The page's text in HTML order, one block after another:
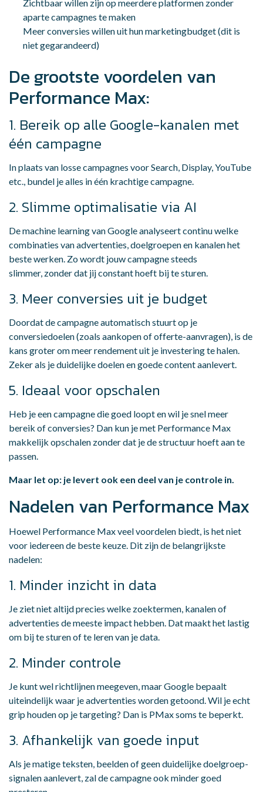
Zichtbaar willen zijn op meerdere platformen zonder
aparte campagnes te maken
Meer conversies willen uit hun marketingbudget (dit is
niet gegarandeerd)
De grootste voordelen van
Performance Max:
1. Bereik op alle Google-kanalen met
één campagne
In plaats van losse campagnes voor Search, Display, YouTube
etc., bundel je alles in één krachtige campagne.
2. Slimme optimalisatie via AI
De machine learning van Google analyseert continu welke
combinaties van advertenties, doelgroepen en kanalen het
beste werken. Zo wordt jouw campagne steeds
slimmer, zonder dat jij constant hoeft bij te sturen.
3. Meer conversies uit je budget
Doordat de campagne automatisch stuurt op je
conversiedoelen (zoals aankopen of offerte-aanvragen), is de
kans groter om meer rendement uit je investering te halen.
Zeker als je duidelijke doelen en goede content aanlevert.
5. Ideaal voor opschalen
Heb je een campagne die goed loopt en wil je snel meer
bereik of conversies? Dan kun je met Performance Max
makkelijk opschalen zonder dat je de structuur hoeft aan te
passen.
Maar let op: je levert ook een deel van je controle in.
Nadelen van Performance Max
Hoewel Performance Max veel voordelen biedt, is het niet
voor iedereen de beste keuze. Dit zijn de belangrijkste
nadelen:
1. Minder inzicht in data
Je ziet niet altijd precies welke zoektermen, kanalen of
advertenties de meeste impact hebben. Dat maakt het lastig
om bij te sturen of te leren van je data.
2. Minder controle
Je kunt wel richtlijnen meegeven, maar Google bepaalt
uiteindelijk waar je advertenties worden getoond. Wil je echt
grip houden op je targeting? Dan is PMax soms te beperkt.
3. Afhankelijk van goede input
Als je matige teksten, beelden of geen duidelijke doelgroep-
signalen aanlevert, zal de campagne ook minder goed